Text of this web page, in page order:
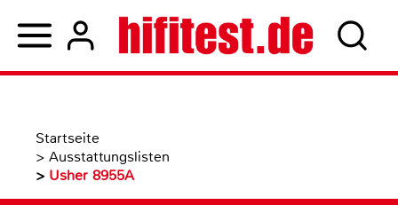
Startseite
> Ausstattungslisten
> Usher 8955A